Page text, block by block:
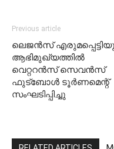
Previous article
ലെജന്‍സ്
ആഭിമുഖ്യത്തില്‍
വെറ്ററന്‍സ് സെവന്‍സ്
ഫുട്‌ബോള്‍ ടൂര്‍ണമെന്റ്
സംഘടിപ്പിച്ചു